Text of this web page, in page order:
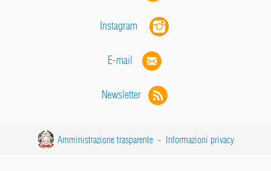
Instagram
E-mail
Newsletter
Amministrazione trasparente - Informazioni privacy